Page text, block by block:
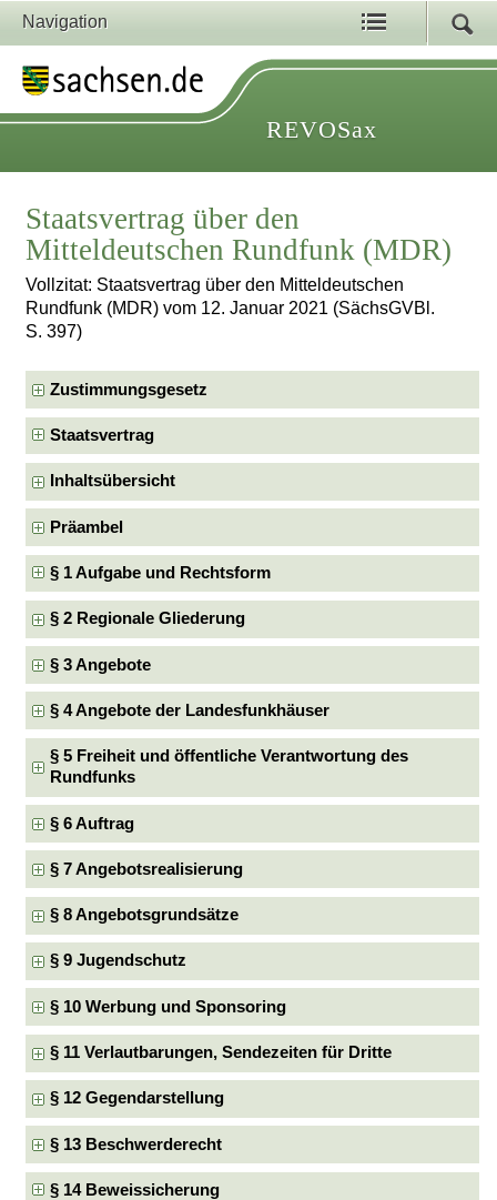
Navigation
REVOSax
Staatsvertrag über den
Mitteldeutschen Rundfunk (MDR)
Vollzitat: Staatsvertrag über den Mitteldeutschen
Rundfunk (MDR) vom 12. Januar 2021 (SächsGVBl.
S. 397)
Zustimmungsgesetz
Staatsvertrag
Inhaltsübersicht
Präambel
§ 1 Aufgabe und Rechtsform
§ 2 Regionale Gliederung
§ 3 Angebote
§ 4 Angebote der Landesfunkhäuser
§ 5 Freiheit und öffentliche Verantwortung des
Rundfunks
§ 6 Auftrag
§ 7 Angebotsrealisierung
§ 8 Angebotsgrundsätze
§ 9 Jugendschutz
§ 10 Werbung und Sponsoring
§ 11 Verlautbarungen, Sendezeiten für Dritte
§ 12 Gegendarstellung
§ 13 Beschwerderecht
§ 14 Beweissicherung